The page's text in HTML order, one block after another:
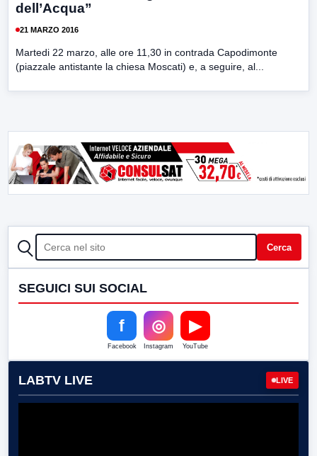
dell’Acqua”
21 MARZO 2016
Martedi 22 marzo, alle ore 11,30 in contrada Capodimonte
(piazzale antistante la chiesa Moscati) e, a seguire, al...
CERCA Cerca
SEGUICI SUI SOCIAL
f
Facebook
◎
Instagram
▶
YouTube
LABTV LIVE LIVE